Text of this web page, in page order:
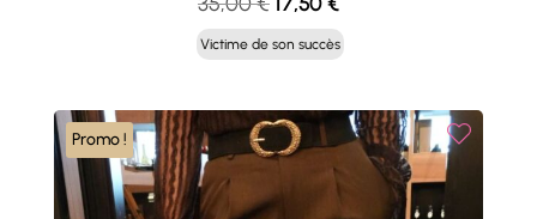
prix
initial
35,00 €.
prix
actuel
17,50 €.
Victime de son succès
Promo !